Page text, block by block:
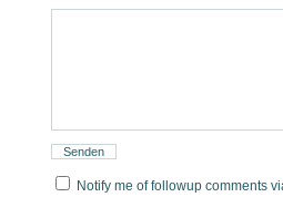
Notify me of followup comments